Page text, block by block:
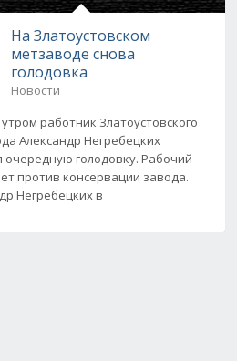
На Златоустовском
метзаводе снова
голодовка
Новости
работник Златоустовского
Александр Негребецких
очередную голодовку. Рабочий
против консервации завода.
Негребецких в